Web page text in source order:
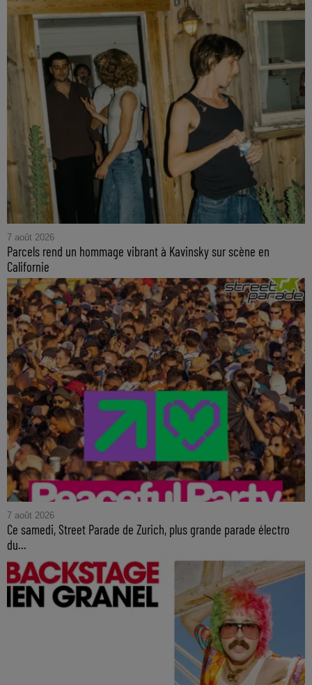
7 août 2026
Parcels rend un hommage vibrant à Kavinsky sur scène en
Californie
7 août 2026
Ce samedi, Street Parade de Zurich, plus grande parade électro
du...